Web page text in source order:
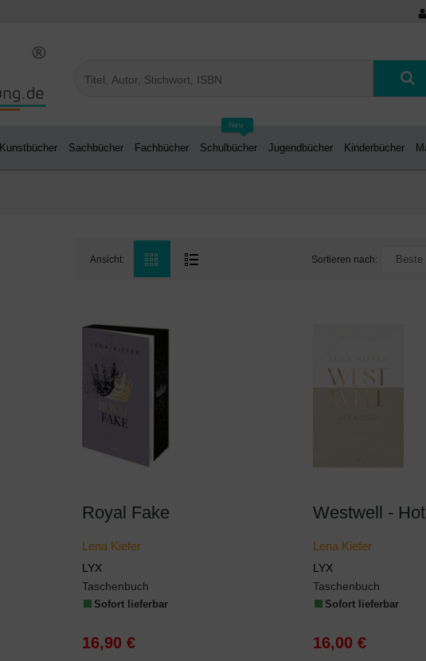
Kunstbücher Sachbücher Fachbücher
Neu
Schulbücher Jugendbücher Kinderbücher
Ansicht: Sortieren nach:
Royal Fake
Lena Kiefer
LYX
Taschenbuch
Sofort lieferbar
16,90 €
Westwell -
Lena Kiefer
LYX
Taschenbuch
Sofort lieferbar
16,00 €